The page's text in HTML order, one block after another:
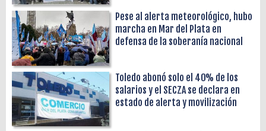
Pese al alerta meteorológico, hubo
marcha en Mar del Plata en
defensa de la soberanía nacional
Toledo abonó solo el 40% de los
salarios y el SECZA se declara en
estado de alerta y movilización